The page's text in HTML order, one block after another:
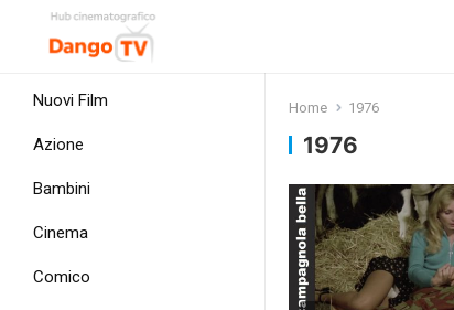
Nuovi Film
Azione
Bambini
Cinema
Comico
Home 1976
1976